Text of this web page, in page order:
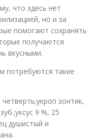
что здесь нет
но и за
помогают сохранять
получаются
вкусными.
потребуются такие
зонтик,
9 %, 25
душистый и